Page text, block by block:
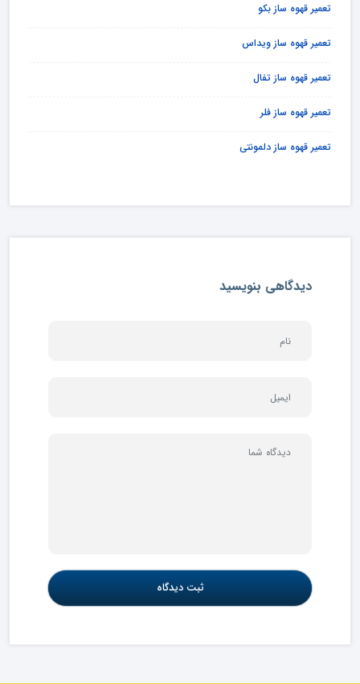
تعمیر قهوه ساز بکو
تعمیر قهوه ساز ویداس
تعمیر قهوه ساز تفال
تعمیر قهوه ساز فلر
تعمیر قهوه ساز دلمونتی
دیدگاهی بنویسید